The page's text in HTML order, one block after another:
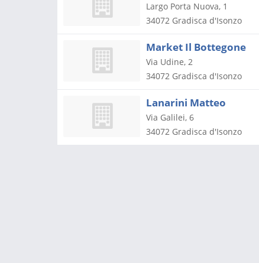
Largo Porta Nuova, 1
34072 Gradisca d'Isonzo
Market Il Bottegone
Via Udine, 2
34072 Gradisca d'Isonzo
Lanarini Matteo
Via Galilei, 6
34072 Gradisca d'Isonzo